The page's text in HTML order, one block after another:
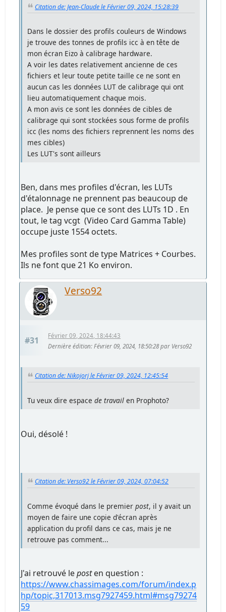
Citation de: Jean-Claude le Février 09, 2024, 15:28:39
Dans le dossier des profils couleurs de Windows
je trouve des tonnes de profils icc à en tête de
mon écran Eizo à calibrage hardware.
A voir les dates relativement ancienne de ces
fichiers et leur toute petite taille ce ne sont en
aucun cas les données LUT de calibrage qui ont
lieu automatiquement chaque mois.
A mon avis ce sont les données de cibles de
calibrage qui sont stockées sous forme de profils
icc (les noms des fichiers reprennent les noms des
mes cibles)
Les LUT's sont ailleurs
Ben, dans mes profiles d'écran, les LUTs
d'étalonnage ne prennent pas beaucoup de
place. Je pense que ce sont des LUTs 1D . En
tout, le tag vcgt (Video Card Gamma Table)
occupe juste 1554 octets.
Mes profiles sont de type Matrices + Courbes.
Ils ne font que 21 Ko environ.
Verso92
#31
Février 09, 2024, 18:44:43
Dernière édition: Février 09, 2024, 18:50:28 par Verso92
Citation de: Nikojorj le Février 09, 2024, 12:45:54
Tu veux dire espacede travailen Prophoto?
Oui, désolé !
Citation de: Verso92 le Février 09, 2024, 07:04:52
Comme évoqué dans le premierpost, il y avait un
moyen de faire une copie d'écran après
application du profil dans ce cas, mais je ne
retrouve pas comment...
J'ai retrouvé leposten question :
https://www.chassimages.com/forum/index.p
hp/topic,317013.msg7927459.html#msg79274
59